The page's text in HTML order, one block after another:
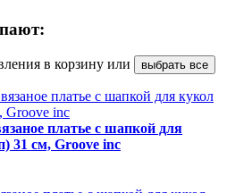
в корзину или выбрать все
платье с шапкой для
31 см, Groove inc